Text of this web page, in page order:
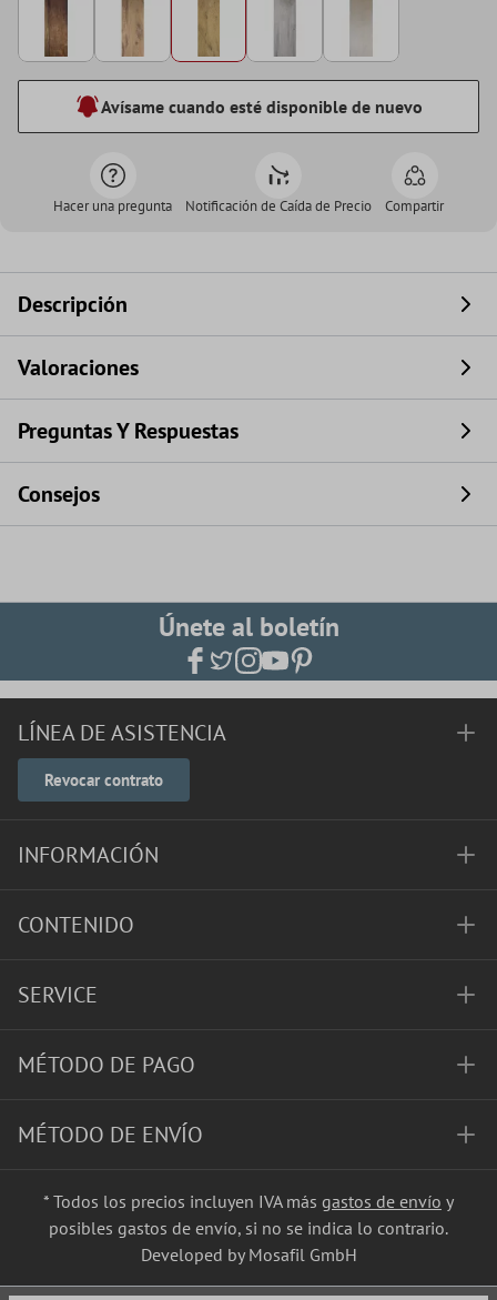
Avísame cuando esté disponible de nuevo
Hacer una pregunta Notificación de Caída de Precio Compartir
Descripción
Valoraciones
Preguntas Y Respuestas
Consejos
Únete al boletín
LÍNEA DE ASISTENCIA
Revocar contrato
INFORMACIÓN
CONTENIDO
SERVICE
MÉTODO DE PAGO
MÉTODO DE ENVÍO
* Todos los precios incluyen IVA más gastos de envío y
posibles gastos de envío, si no se indica lo contrario.
Developed by Mosafil GmbH